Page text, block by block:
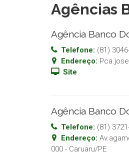
Agências
Agência Banco
Telefone: (81)
Endereço:
Site
Agência Banco
Telefone: (81)
Endereço:
000 - Caruaru/PE